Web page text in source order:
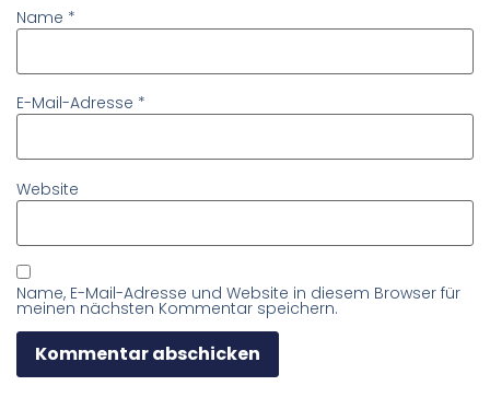
Name *
E-Mail-Adresse *
Website
Name, E-Mail-Adresse und Website in diesem Browser für
meinen nächsten Kommentar speichern.